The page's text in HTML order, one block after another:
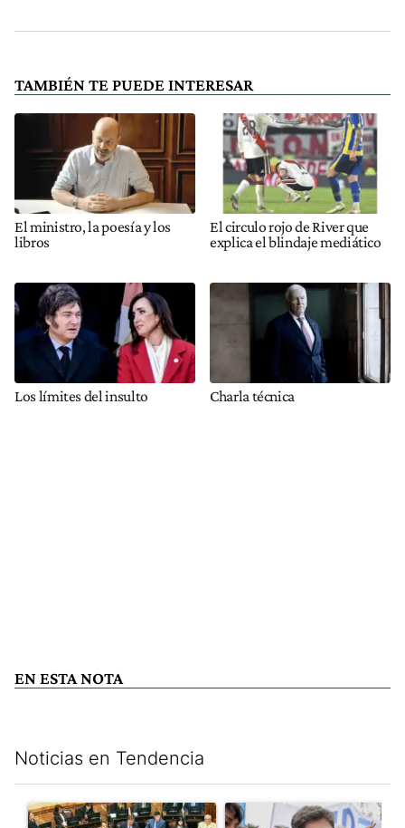
TAMBIÉN TE PUEDE INTERESAR
El ministro, la poesía y los
libros
El circulo rojo de River que
explica el blindaje mediático
Los límites del insulto Charla técnica
EN ESTA NOTA
Noticias en Tendencia
Un artículo de tendencia con el título "La Rosada busca
Un artículo de tendencia con